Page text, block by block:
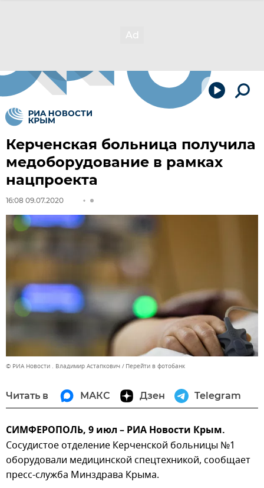
Керченская больница получила
медоборудование в рамках
нацпроекта
16:08 09.07.2020
© РИА Новости . Владимир Астапкович Перейти в фотобанк
Читать в МАКС Дзен Telegram
СИМФЕРОПОЛЬ, 9 июл – РИА Новости Крым.
Сосудистое отделение Керченской больницы №1
оборудовали медицинской спецтехникой, сообщает
пресс-служба Минздрава Крыма.